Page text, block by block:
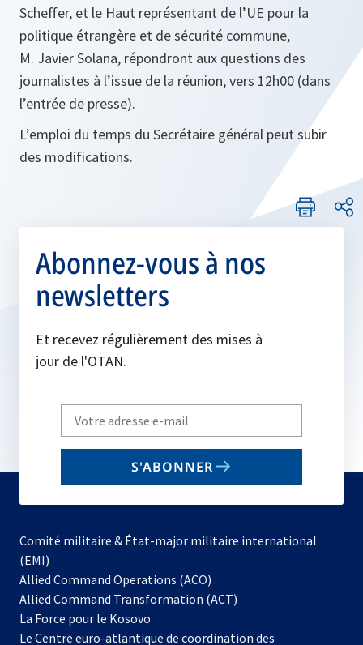
Scheffer, et le Haut représentant de l’UE pour la
politique étrangère et de sécurité commune,
M. Javier Solana, répondront aux questions des
journalistes à l’issue de la réunion, vers 12h00 (dans
l’entrée de presse).
L’emploi du temps du Secrétaire général peut subir
des modifications.
Abonnez-vous à nos
newsletters
Et recevez régulièrement des mises à
jour de l'OTAN.
Write
your
email
S'ABONNER
Comité militaire & État-major militaire international
(EMI)
Allied Command Operations (ACO)
dans
nouvel
Allied Command Transformation (ACT)
La Force pour le Kosovo
dans
Le Centre euro-atlantique de coordination des